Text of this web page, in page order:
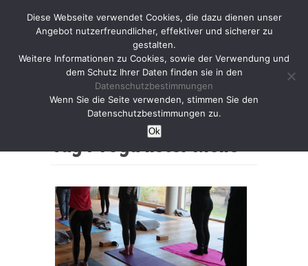
Home
Yoga lister Meile
Diese Webseite verwendet Cookies, die dazu dienen unser
Angebot nutzerfreundlicher, effektiver und sicherer zu
gestalten.
Weitere Informationen zu Cookies, sowie der Verwendung und
dem Schutz Ihrer Daten finden sie in den
Datenschutzbestimmungen
Wenn Sie die Seite verwenden, stimmen Sie den
Datenschutzbestimmungen zu.
Ok